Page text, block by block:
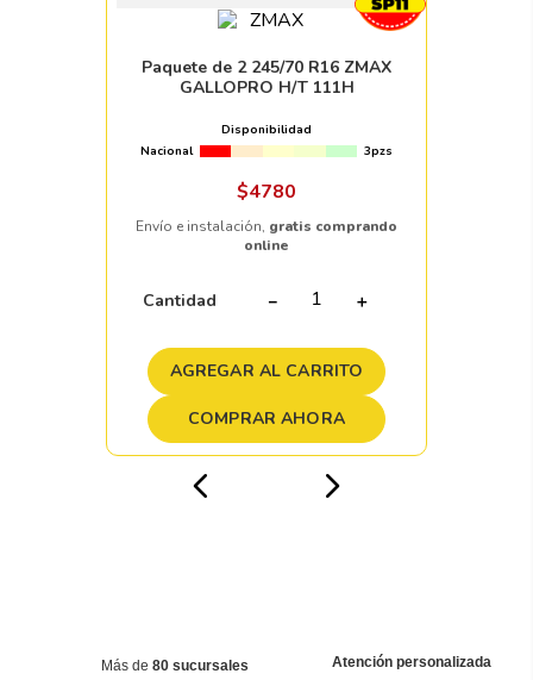
Paquete de 2 245/70 R16 ZMAX
GALLOPRO H/T 111H
Disponibilidad
Nacional
3pzs
$4780
Envío e instalación, gratis comprando
online
Cantidad ＋
－
AGREGAR AL CARRITO
COMPRAR AHORA
Más de 80 sucursales Atención personalizada